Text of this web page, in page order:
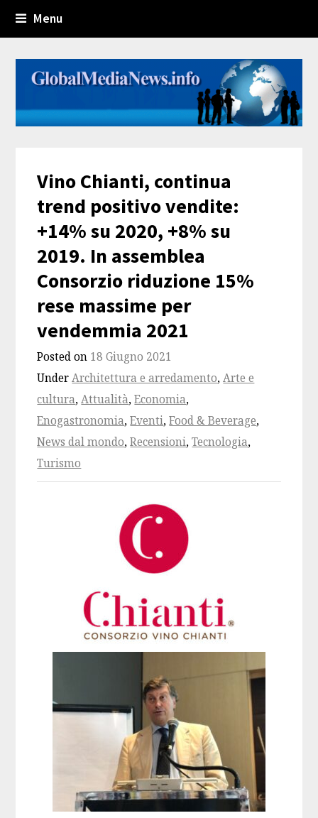
Menu
Vino Chianti, continua
trend positivo vendite:
+14% su 2020, +8% su
2019. In assemblea
Consorzio riduzione 15%
rese massime per
vendemmia 2021
Posted on 18 Giugno 2021
UnderArchitettura e arredamento,Arte e
cultura,Attualità,Economia,
Enogastronomia,Eventi,Food & Beverage,
News dal mondo,Recensioni,Tecnologia,
Turismo